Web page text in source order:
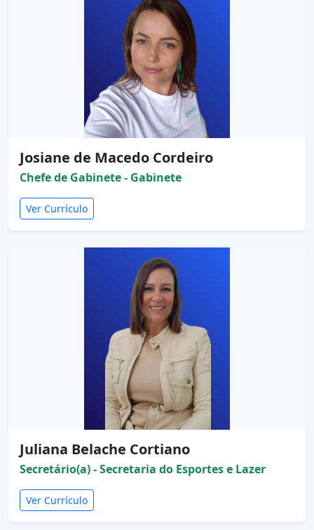
Josiane de Macedo Cordeiro
Chefe de Gabinete - Gabinete
Ver Currículo
Juliana Belache Cortiano
Secretário(a) - Secretaria do Esportes e Lazer
Ver Currículo